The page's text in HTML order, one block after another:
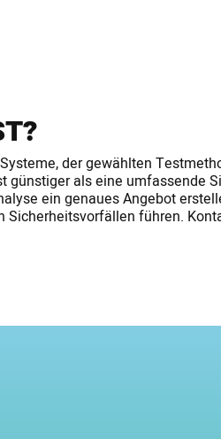
der gewählten
als eine umfassende
ein genaues Angebot
führen.